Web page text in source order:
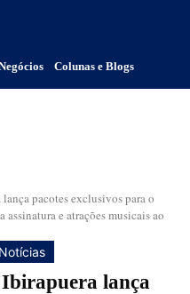
Colunas e Blogs
pacotes exclusivos para o
e atrações musicais ao
lança